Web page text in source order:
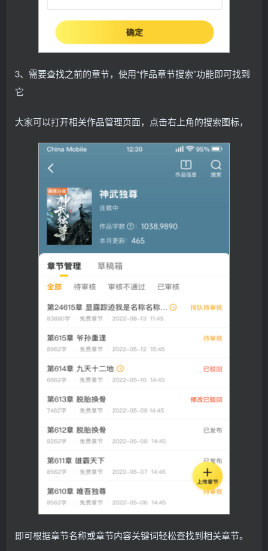
3、需要查找之前的章节，使用“作品章节搜索”功能即可找到
它
大家可以打开相关作品管理页面，点击右上角的搜索图标，
即可根据章节名称或章节内容关键词轻松查找到相关章节。